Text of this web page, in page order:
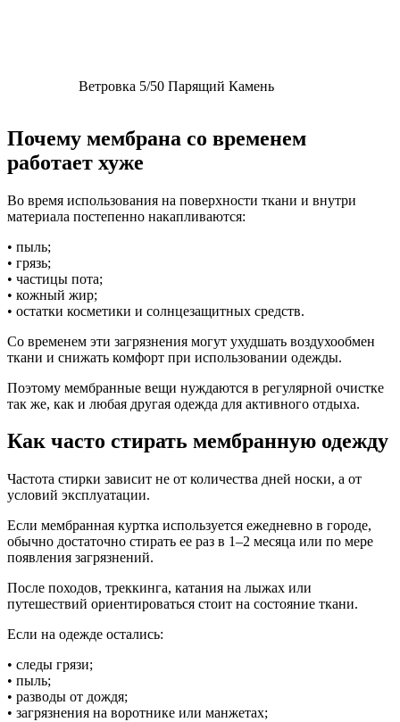
Ветровка 5/50 Парящий Камень
Почему мембрана со временем
работает хуже
Во время использования на поверхности ткани и внутри
материала постепенно накапливаются:
• пыль;
• грязь;
• частицы пота;
• кожный жир;
• остатки косметики и солнцезащитных средств.
Со временем эти загрязнения могут ухудшать воздухообмен
ткани и снижать комфорт при использовании одежды.
Поэтому мембранные вещи нуждаются в регулярной очистке
так же, как и любая другая одежда для активного отдыха.
Как часто стирать мембранную одежду
Частота стирки зависит не от количества дней носки, а от
условий эксплуатации.
Если мембранная куртка используется ежедневно в городе,
обычно достаточно стирать ее раз в 1–2 месяца или по мере
появления загрязнений.
После походов, треккинга, катания на лыжах или
путешествий ориентироваться стоит на состояние ткани.
Если на одежде остались:
• следы грязи;
• пыль;
• разводы от дождя;
• загрязнения на воротнике или манжетах;